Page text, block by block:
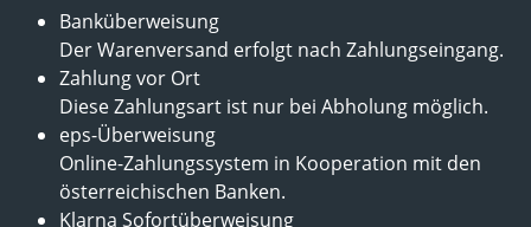
Banküberweisung
Der Warenversand erfolgt nach Zahlungseingang.
Zahlung vor Ort
Diese Zahlungsart ist nur bei Abholung möglich.
eps-Überweisung
Online-Zahlungssystem in Kooperation mit den
österreichischen Banken.
Klarna Sofortüberweisung